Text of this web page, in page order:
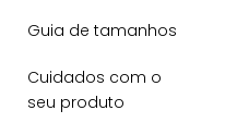
Guia de tamanhos
Cuidados com o
seu produto